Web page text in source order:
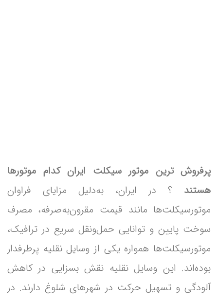
پرفروش‌ ترین موتور سیکلت‌ ایران کدام موتورها
هستند ؟ در ایران، به‌دلیل مزایای فراوان
موتورسیکلت‌ها مانند قیمت مقرون‌به‌صرفه، مصرف
سوخت پایین و توانایی حمل‌ونقل سریع در ترافیک،
موتورسیکلت‌ها همواره یکی از وسایل نقلیه پرطرفدار
بوده‌اند. این وسایل نقلیه نقش بسزایی در کاهش
آلودگی و تسهیل حرکت در شهرهای شلوغ دارند. در